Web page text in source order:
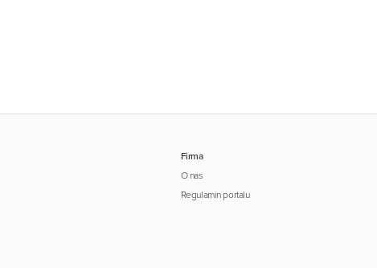
Firma
O nas
Regulamin portalu